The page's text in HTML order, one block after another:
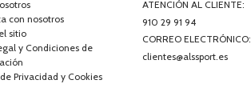
con nosotros
sitio
y Condiciones de
Privacidad y Cookies
ATENCIÓN AL CLIENTE:
910 29 91 94
CORREO ELECTRÓNICO:
clientes@alssport.es